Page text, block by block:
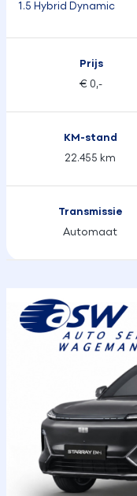
1.5 Hybrid Dynamic
Prijs
€ 0,-
KM-stand
22.455 km
Transmissie
Automaat